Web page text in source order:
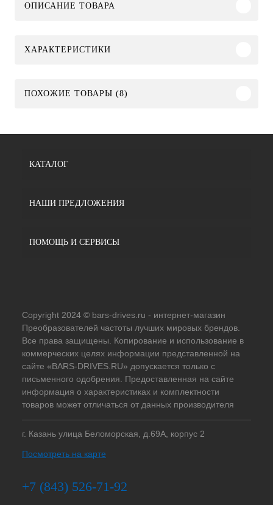
ОПИСАНИЕ ТОВАРА
ХАРАКТЕРИСТИКИ
ПОХОЖИЕ ТОВАРЫ (8)
КАТАЛОГ
НАШИ ПРЕДЛОЖЕНИЯ
ПОМОЩЬ И СЕРВИСЫ
Copyright 2024 © bars-drives.ru - интернет-магазин
Преобразователей частоты лучших мировых брендов.
Все права защищены. Копирование и использование в
коммерческих целях информации представленной на
сайте «BARS-DRIVES.RU» допускается только с
письменного одобрения. Предоставленная на сайте
информация о характеристиках и комплектности
товаров может отличаться от данных производителя
г. Казань улица Беломорская, д.69А, корпус 2
Посмотреть на карте
+7 (843) 526-71-92